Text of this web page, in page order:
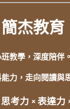
簡杰教育
教學，深度陪伴。
力，走向閱讀與
考力 × 表達力